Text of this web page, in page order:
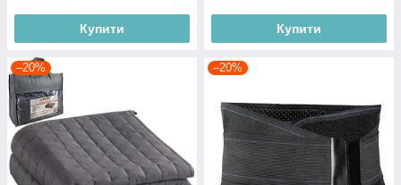
Купити Купити
–20% –20%